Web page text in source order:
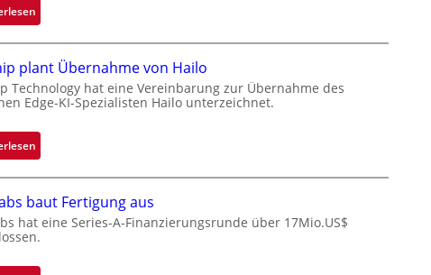
o
b
e
t
e
i
i
g
t
s
i
c
:
B
l
a
c
k
t
o
n
e
ü
b
plant Übernahme von Hailo
Technology hat eine Vereinbarung zur Übernahme des
Edge-KI-Spezialisten Hailo unterzeichnet.
:
M
i
c
r
o
baut Fertigung aus
hat eine Series-A-Finanzierungsrunde über 17Mio.US$